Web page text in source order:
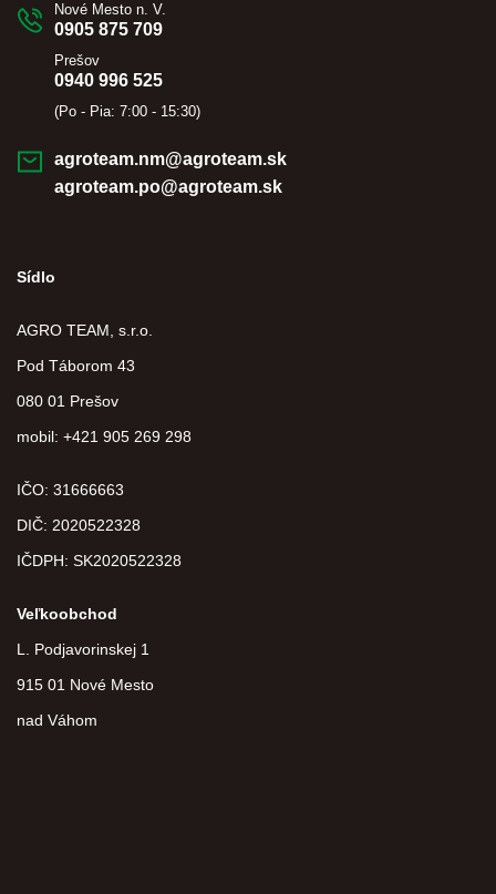
Nové Mesto n. V.
0905 875 709
Prešov
0940 996 525
(Po - Pia: 7:00 - 15:30)
agroteam.nm@agroteam.sk
agroteam.po@agroteam.sk
Sídlo
AGRO TEAM, s.r.o.
Pod Táborom 43
080 01 Prešov
mobil: +421 905 269 298
IČO: 31666663
DIČ: 2020522328
IČDPH: SK2020522328
Veľkoobchod
L. Podjavorinskej 1
915 01 Nové Mesto
nad Váhom